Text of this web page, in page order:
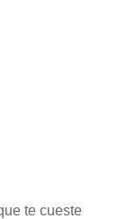
te cueste